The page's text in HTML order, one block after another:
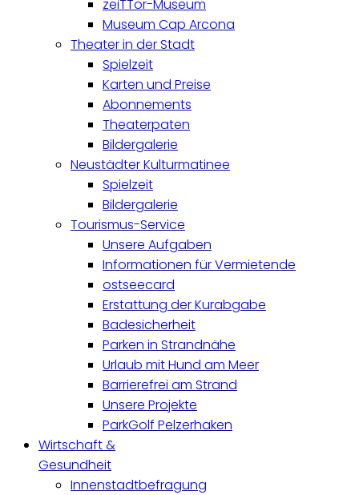
zeiTTor-Museum
Museum Cap Arcona
Theater in der Stadt
Spielzeit
Karten und Preise
Abonnements
Theaterpaten
Bildergalerie
Neustädter Kulturmatinee
Spielzeit
Bildergalerie
Tourismus-Service
Unsere Aufgaben
Informationen für Vermietende
ostseecard
Erstattung der Kurabgabe
Badesicherheit
Parken in Strandnähe
Urlaub mit Hund am Meer
Barrierefrei am Strand
Unsere Projekte
ParkGolf Pelzerhaken
Wirtschaft &
Gesundheit
Innenstadtbefragung